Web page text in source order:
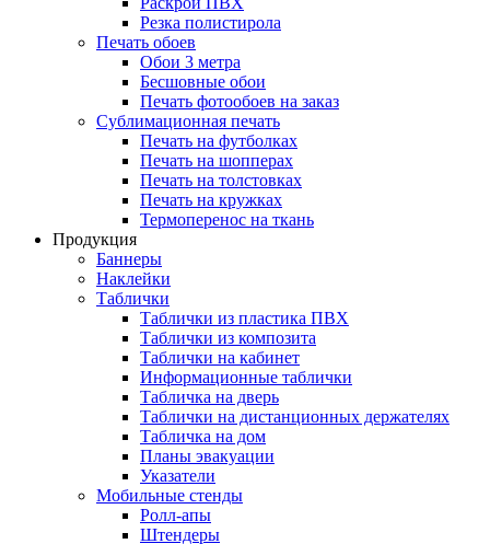
Резка полистирола
Печать обоев
Обои 3 метра
Бесшовные обои
Печать фотообоев на заказ
Сублимационная печать
Печать на футболках
Печать на шопперах
Печать на толстовках
Печать на кружках
Термоперенос на ткань
Продукция
Баннеры
Наклейки
Таблички
Таблички из пластика ПВХ
Таблички из композита
Таблички на кабинет
Информационные таблички
Табличка на дверь
Таблички на дистанционных держателях
Табличка на дом
Планы эвакуации
Указатели
Мобильные стенды
Ролл-апы
Штендеры